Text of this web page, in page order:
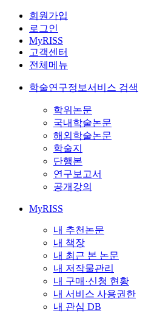
회원가입
로그인
MyRISS
고객센터
전체메뉴
학술연구정보서비스 검색
학위논문
국내학술논문
해외학술논문
학술지
단행본
연구보고서
공개강의
MyRISS
내 추천논문
내 책장
내 최근 본 논문
내 저작물관리
내 구매·신청 현황
내 서비스 사용권한
내 관심 DB